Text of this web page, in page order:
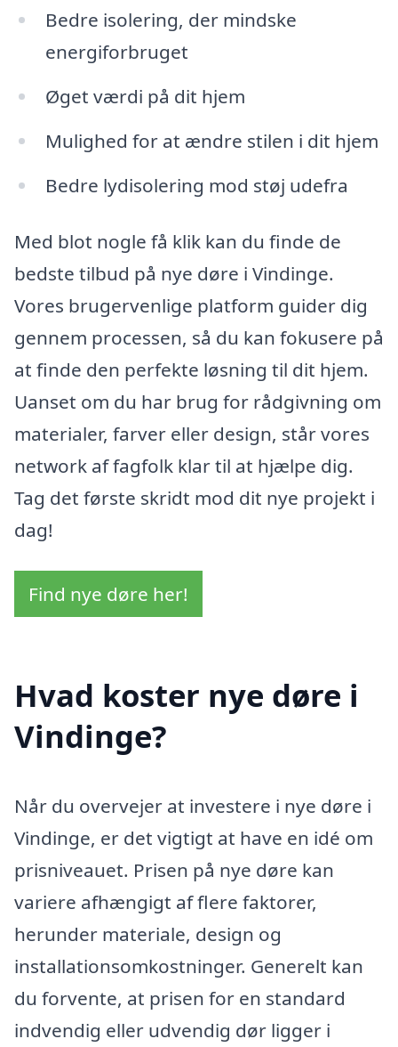
Bedre isolering, der mindske
energiforbruget
Øget værdi på dit hjem
Mulighed for at ændre stilen i dit hjem
Bedre lydisolering mod støj udefra
Med blot nogle få klik kan du finde de
bedste tilbud på nye døre i Vindinge.
Vores brugervenlige platform guider dig
gennem processen, så du kan fokusere på
at finde den perfekte løsning til dit hjem.
Uanset om du har brug for rådgivning om
materialer, farver eller design, står vores
network af fagfolk klar til at hjælpe dig.
Tag det første skridt mod dit nye projekt i
dag!
Find nye døre her!
Hvad koster nye døre i
Vindinge?
Når du overvejer at investere i nye døre i
Vindinge, er det vigtigt at have en idé om
prisniveauet. Prisen på nye døre kan
variere afhængigt af flere faktorer,
herunder materiale, design og
installationsomkostninger. Generelt kan
du forvente, at prisen for en standard
indvendig eller udvendig dør ligger i